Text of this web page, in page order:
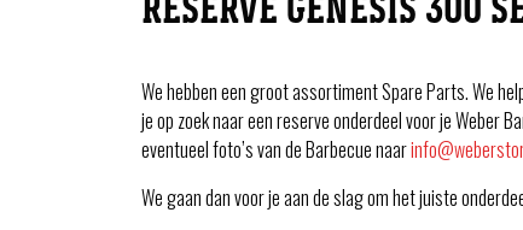
We hebben een groot assortiment Spare Parts. We
je op zoek naar een reserve onderdeel voor je Weber
eventueel foto’s van de Barbecue naar
We gaan dan voor je aan de slag om het juiste